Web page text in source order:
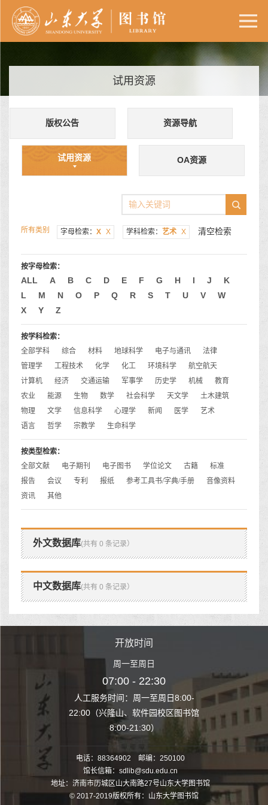
试用资源
版权公告 资源导航
试用资源 OA资源
所有类别 字母检索： X X 学科检索： 艺术 X 清空检索
按字母检索：
ALL A B C D E F G H I J
K
L
M N O P Q R S T U V
W
X
Y Z
按学科检索：
全部学科
综合 材料 地球科学 电子与通讯
法律
管理学
工程技术 化学 化工 环境科学
航空航天
计算机
经济 交通运输 军事学 历史学 机械
教育
农业
能源 生物 数学 社会科学 天文学
土木建筑
物理
文学 信息科学 心理学 新闻 医学
艺术
语言
哲学 宗教学 生命科学
按类型检索：
全部文献
电子期刊 电子图书 学位论文 古籍
标准
报告
会议 专利 报纸 参考工具书/字典/手册
音像资料
资讯
其他
外文数据库(共有 0 条记录）
中文数据库(共有 0 条记录）
至周日8:00-
园校区图书馆
开放时间
周一至周日
07:00 - 22:30
人工服务时间：周一至周日8:00-
22:00（兴隆山、软件园校区图书馆
8:00-21:30）
人工服务时间
22:00（兴隆山
电话：88364902 邮编：250100
馆长信箱：sdlib@sdu.edu.cn
地址：济南市历城区山大南路27号山东大学图书馆
© 2017-2019版权所有：山东大学图书馆